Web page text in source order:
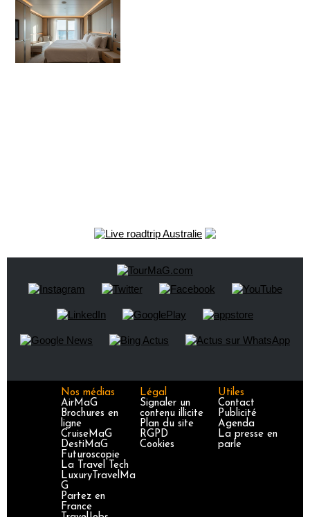
Nos médias
AirMaG
Brochures en
ligne
CruiseMaG
DestiMaG
Futuroscopie
La Travel Tech
LuxuryTravelMa
G
Partez en
France
Légal
Signaler un
contenu illicite
Plan du site
RGPD
Cookies
Utiles
Contact
Publicité
Agenda
La presse en
parle